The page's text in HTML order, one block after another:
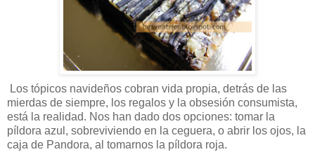
Los tópicos navideños cobran vida propia, detrás de las
mierdas de siempre, los regalos y la obsesión consumista,
está la realidad. Nos han dado dos opciones: tomar la
píldora azul, sobreviviendo en la ceguera, o abrir los ojos, la
caja de Pandora, al tomarnos la píldora roja.